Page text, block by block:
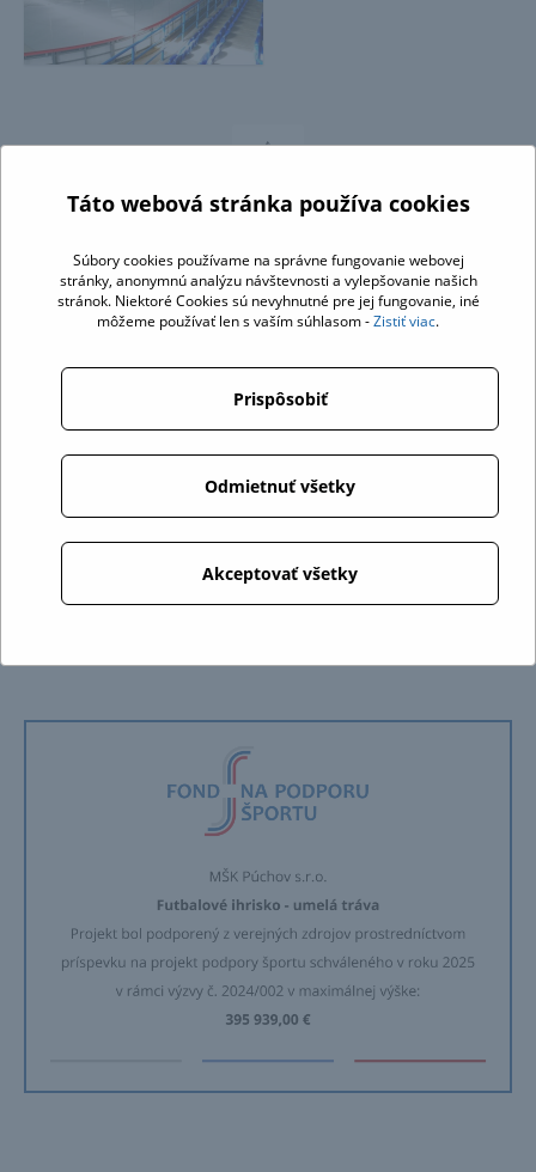
↑
Táto webová stránka používa cookies
Súbory cookies používame na správne fungovanie webovej
stránky, anonymnú analýzu návštevnosti a vylepšovanie našich
stránok. Niektoré Cookies sú nevyhnutné pre jej fungovanie, iné
môžeme používať len s vaším súhlasom -Zistiť viac.
Prispôsobiť
Odmietnuť všetky
Akceptovať všetky